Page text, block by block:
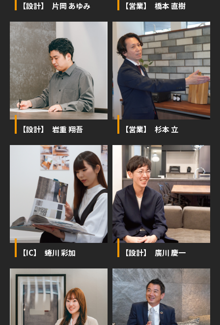
【設計】 片岡 あゆみ 【営業】 橋本 直樹
【設計】 岩重 翔吾 【営業】 杉本 立
【IC】 蜷川 彩加 【設計】 廣川 慶一